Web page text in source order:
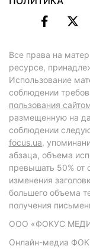
Все права на
ресурсе,
Использование
соблюдении
пользования
размещенную на
соблюдении
focus.ua,
абзаца, объема
превышать 50% от
изменения
большего объема
получения
ООО «ФОКУС
Онлайн-медиа